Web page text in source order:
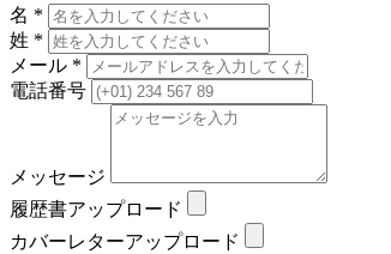
名 *
姓 *
メール *
電話番号
メッセージ
履歴書アップロード
カバーレターアップロード